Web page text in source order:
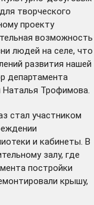
творческого
проекту
возможность
людей на селе, что
развития нашей
департамента
Наталья Трофимова.
стал участником
и кабинеты. В
залу, где
постройки
крышу,